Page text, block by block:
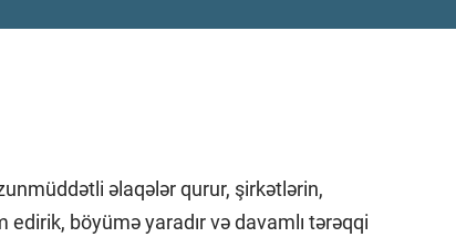
əlaqələr qurur, şirkətlərin,
böyümə yaradır və davamlı tərəqqi